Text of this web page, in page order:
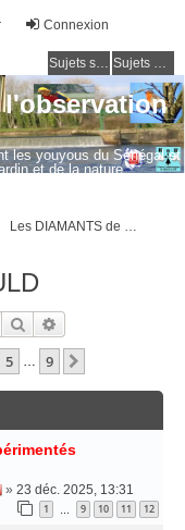
Connexion
Sujets sans réponse Sujets actifs
l'observation
les youyous du Sénégal et
et de la nature.
Rechercher
5 9
» 23 déc. 2025, 13:31
1 … 9 10 11 12